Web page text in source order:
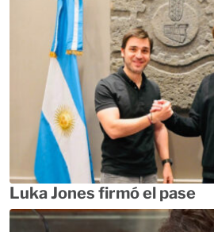
Luka Jones firmó el pase